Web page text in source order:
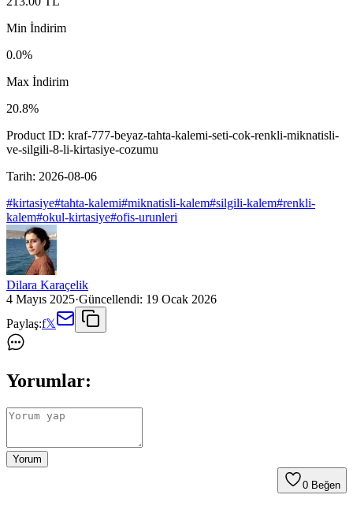
Min İndirim
0.0%
Max İndirim
20.8%
Product ID: kraf-777-beyaz-tahta-kalemi-seti-cok-renkli-miknatisli-
ve-silgili-8-li-kirtasiye-cozumu
Tarih: 2026-08-06
#kirtasiye#tahta-kalemi#miknatisli-kalem#silgili-kalem#renkli-
kalem#okul-kirtasiye#ofis-urunleri
Dilara Karaçelik
4 Mayıs 2025·Güncellendi: 19 Ocak 2026
Paylaş:f𝕏
Yorumlar:
Yorum
0 Beğen